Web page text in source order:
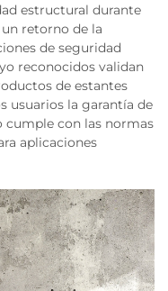
estructural durante
retorno de la
de seguridad
reconocidos validan
de estantes
usuarios la garantía de
cumple con las normas
aplicaciones